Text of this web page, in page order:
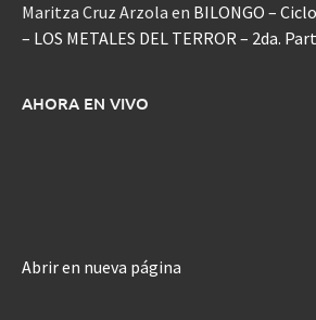
Maritza Cruz Arzola en BILONGO –
– LOS METALES DEL TERROR – 2da.
AHORA EN VIVO
Abrir en nueva página